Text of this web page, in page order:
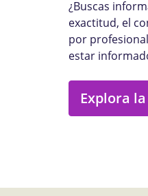
¿Buscas
exactitud, el
por
estar
Explora